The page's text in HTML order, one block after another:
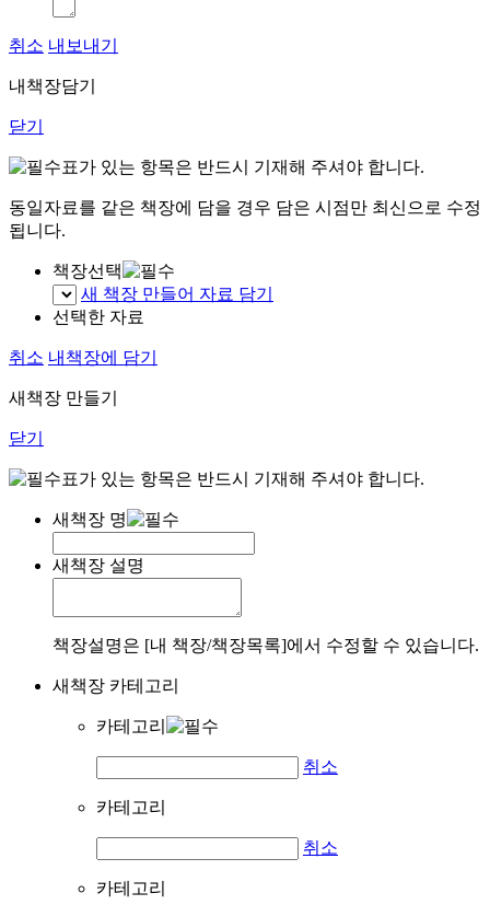
취소 내보내기
내책장담기
닫기
표가 있는 항목은 반드시 기재해 주셔야 합니다.
동일자료를 같은 책장에 담을 경우 담은 시점만 최신으로 수정
됩니다.
책장선택
새 책장 만들어 자료 담기
선택한 자료
취소 내책장에 담기
새책장 만들기
닫기
표가 있는 항목은 반드시 기재해 주셔야 합니다.
새책장 명
새책장 설명
책장설명은 [내 책장/책장목록]에서 수정할 수 있습니다.
새책장 카테고리
카테고리
취소
카테고리
취소
카테고리